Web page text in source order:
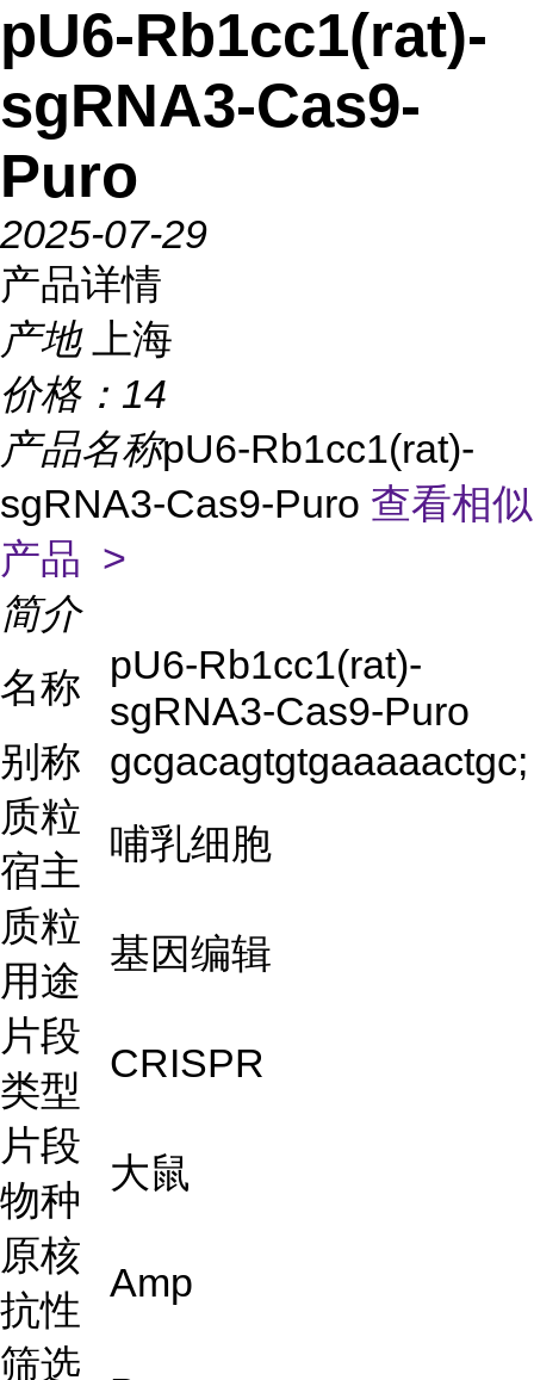
pU6-Rb1cc1(rat)-
sgRNA3-Cas9-
Puro
2025-07-29
产品详情
产地
上海
价格： 14
产品名称pU6-Rb1cc1(rat)-
sgRNA3-Cas9-Puro 查看相似
产品 >
简介
名称
pU6-Rb1cc1(rat)-
sgRNA3-Cas9-Puro
别称
gcgacagtgtgaaaaactgc;
质粒
宿主
哺乳细胞
质粒
用途
基因编辑
片段
类型
CRISPR
片段
物种
大鼠
原核
抗性
Amp
筛选